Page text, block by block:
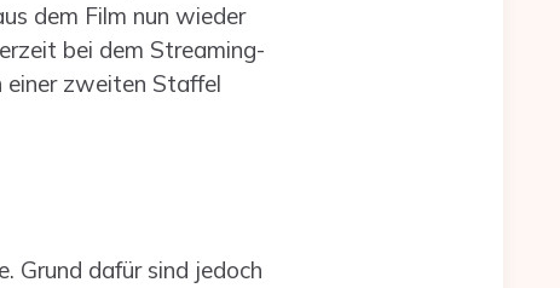
dem Film nun wieder
bei dem Streaming-
einer zweiten Staffel
Grund dafür sind jedoch